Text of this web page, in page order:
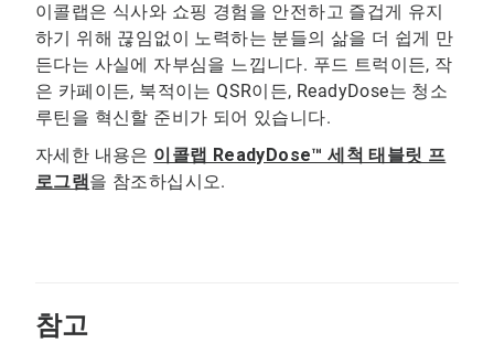
이콜랩은 식사와 쇼핑 경험을 안전하고 즐겁게 유지
하기 위해 끊임없이 노력하는 분들의 삶을 더 쉽게 만
든다는 사실에 자부심을 느낍니다. 푸드 트럭이든, 작
은 카페이든, 북적이는 QSR이든, ReadyDose는 청소
루틴을 혁신할 준비가 되어 있습니다.
자세한 내용은 이콜랩 ReadyDose™ 세척 태블릿 프
로그램 을 참조하십시오.
참고